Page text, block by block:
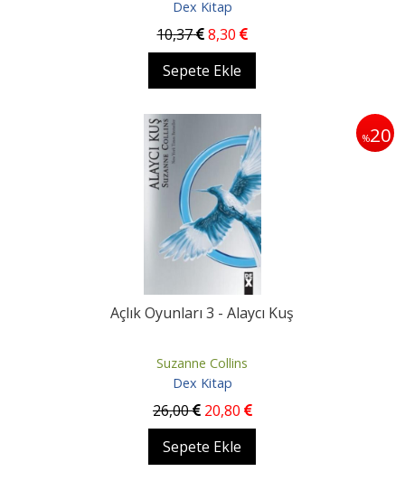
Dex Kitap
10,37 8,30
Sepete Ekle
%20
Açlık Oyunları 3 - Alaycı Kuş
Suzanne Collins
Dex Kitap
26,00 20,80
Sepete Ekle